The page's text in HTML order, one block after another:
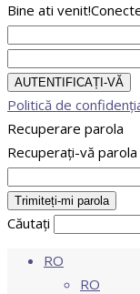
Bine ati venit!
Politică de
Recuperare parola
Recuperați-vă parola
Căutați
RO
RO